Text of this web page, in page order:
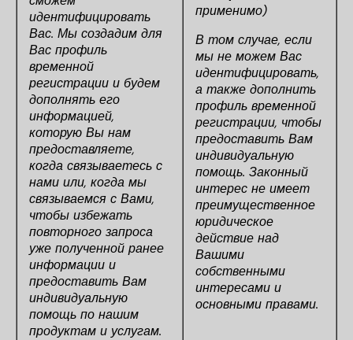
идентифицировать
Вас. Мы создадим для
Вас профиль
временной
регистрации и будем
дополнять его
информацией,
которую Вы нам
предоставляете,
когда связываетесь с
нами или, когда мы
связываемся с Вами,
чтобы избежать
повторного запроса
уже полученной ранее
информации и
предоставить Вам
индивидуальную
помощь по нашим
продуктам и услугам.
применимо)
В том случае, если
мы не можем Вас
идентифицировать,
а также дополнить
профиль временной
регистрации, чтобы
предоставить Вам
индивидуальную
помощь. Законный
интерес не имеет
преимущественное
юридическое
действие над
Вашими
собственными
интересами и
основными правами.